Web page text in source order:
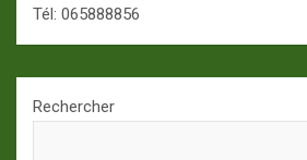
Tél: 065888856
Rechercher